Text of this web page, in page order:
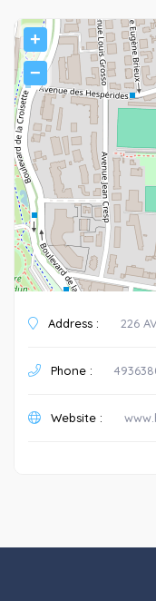
+
−
Address : 226
Phone :
Website :